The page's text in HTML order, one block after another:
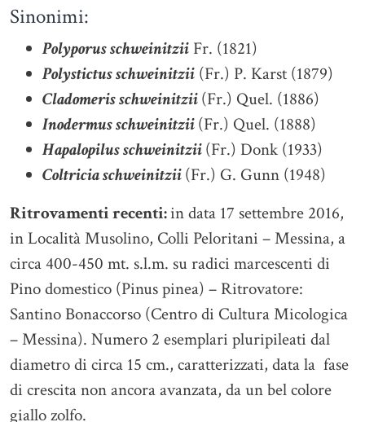
Sinonimi:
Polyporus schweinitzii Fr. (1821)
Polystictus schweinitzii (Fr.) P. Karst (1879)
Cladomeris schweinitzii(Fr.) Quel. (1886)
Inodermus schweinitzii(Fr.) Quel. (1888)
Hapalopilus schweinitzii(Fr.) Donk (1933)
Coltricia schweinitzii(Fr.) G. Gunn (1948)
Ritrovamenti recenti:in data 17 settembre 2016,
in Località Musolino, Colli Peloritani – Messina, a
circa 400-450 mt. s.l.m. su radici marcescenti di
Pino domestico (Pinus pinea) – Ritrovatore:
Santino Bonaccorso (Centro di Cultura Micologica
– Messina). Numero 2 esemplari pluripileati dal
diametro di circa 15 cm., caratterizzati, data la fase
di crescita non ancora avanzata, da un bel colore
giallo zolfo.